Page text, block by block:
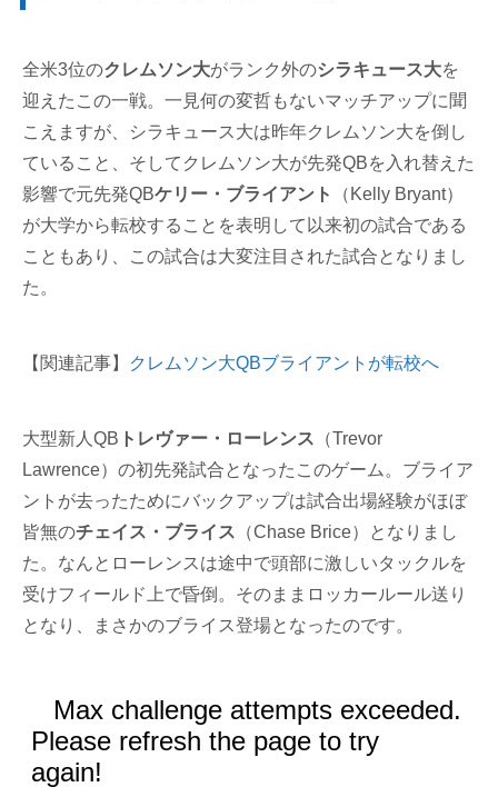
全米3位のクレムソン大がランク外のシラキュース大を
迎えたこの一戦。一見何の変哲もないマッチアップに聞
こえますが、シラキュース大は昨年クレムソン大を倒し
ていること、そしてクレムソン大が先発QBを入れ替えた
影響で元先発QBケリー・ブライアント
（Kelly Bryant）
が大学から転校することを表明して以来初の試合である
こともあり、この試合は大変注目された試合となりまし
た。
【関連記事】 クレムソン大QBブライアントが転校へ
大型新人QB トレヴァー・ローレンス （Trevor
Lawrence）の初先発試合となったこのゲーム。ブライア
ントが去ったためにバックアップは試合出場経験がほぼ
皆無のチェイス・ブライス （Chase Brice）となりまし
た。なんとローレンスは途中で頭部に激しいタックルを
受けフィールド上で昏倒。そのままロッカールール送り
となり、まさかのブライス登場となったのです。